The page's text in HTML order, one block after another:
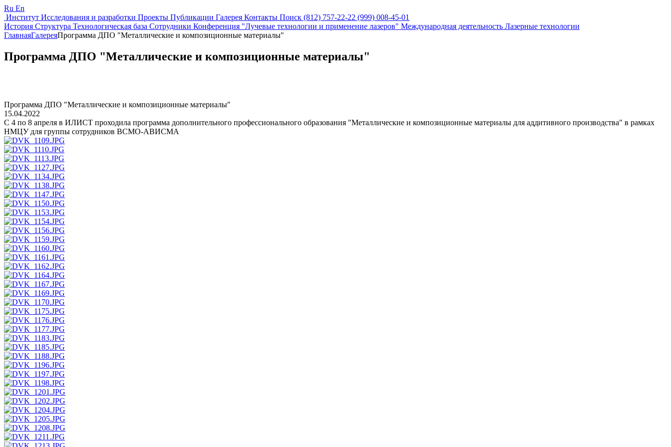
Ru En
Институт Исследования и разработки Проекты Публикации Галерея Контакты Поиск (812) 757-22-22 (999) 008-45-01
История Структура Технологическая база Сотрудники Конференция "Лучевые технологии и применение лазеров" Международная деятельность Лазерные технологии
ГлавнаяГалереяПрограмма ДПО "Металлические и композиционные материалы"
Программа ДПО "Металлические и композиционные материалы"
Программа ДПО "Металлические и композиционные материалы"
15.04.2022
С 4 по 8 апреля в ИЛИСТ проходила программа дополнительного профессионального образования "Металлические и композиционные материалы для аддитивного производства" в рамках
НМЦУ для группы сотрудников ВСМО-АВИСМА